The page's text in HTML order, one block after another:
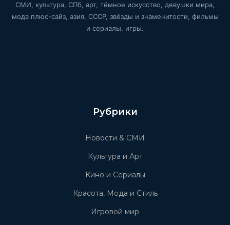
СМИ, культура, СПб, арт, тёмное искусство, девушки мира,
мода плюс-сайз, азия, СССР, звёзды и знаменитости, фильмы
и сериалы, игры.
Рубрики
Новости & СМИ
Культура и Арт
Кино и Сериалы
Красота, Мода и Стиль
Игровой мир